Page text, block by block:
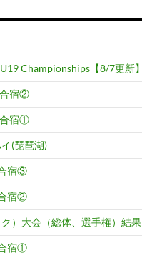
Championships【8/7更新】
合宿②
合宿①
(琵琶湖)
宿③
宿②
）大会（総体、選手権）結果
宿①